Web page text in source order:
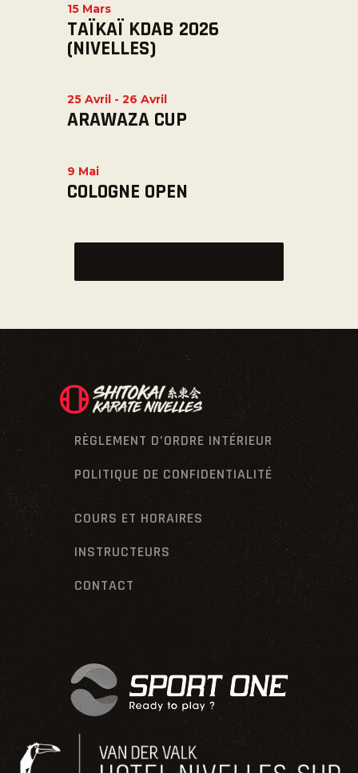
TAÏKAÏ KDAB 2026
(NIVELLES)
15 Mars
ARAWAZA CUP
25 Avril - 26 Avril
COLOGNE OPEN
9 Mai
RÈGLEMENT D’ORDRE INTÉRIEUR
POLITIQUE DE CONFIDENTIALITÉ
COURS ET HORAIRES
INSTRUCTEURS
CONTACT